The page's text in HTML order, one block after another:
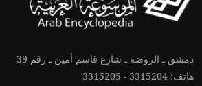
دمشق ـ الروضة ـ شارع قاسم أمين ـ رقم 39
هاتف: 3315204 - 3315205